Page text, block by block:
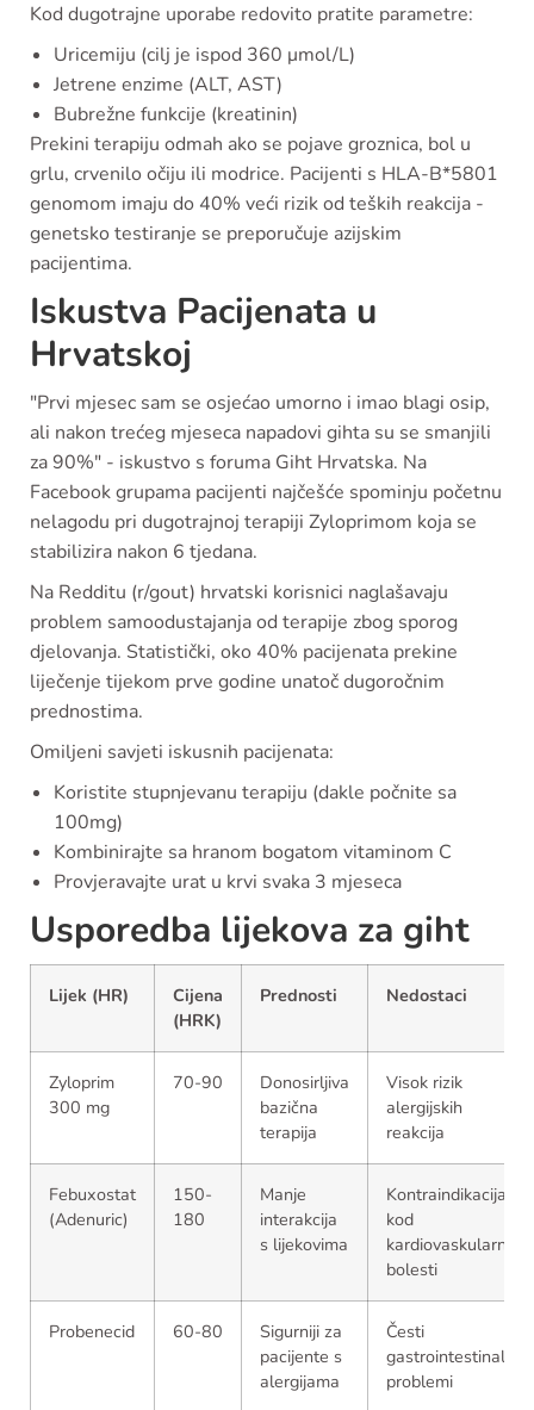
Kod dugotrajne uporabe redovito pratite parametre:
Uricemiju (cilj je ispod 360 μmol/L)
Jetrene enzime (ALT, AST)
Bubrežne funkcije (kreatinin)
Prekini terapiju odmah ako se pojave groznica, bol u
grlu, crvenilo očiju ili modrice. Pacijenti s HLA-B*5801
genomom imaju do 40% veći rizik od teških reakcija -
genetsko testiranje se preporučuje azijskim
pacijentima.
Iskustva Pacijenata u
Hrvatskoj
"Prvi mjesec sam se osjećao umorno i imao blagi osip,
ali nakon trećeg mjeseca napadovi gihta su se smanjili
za 90%" - iskustvo s foruma Giht Hrvatska. Na
Facebook grupama pacijenti najčešće spominju početnu
nelagodu pri dugotrajnoj terapiji Zyloprimom koja se
stabilizira nakon 6 tjedana.
Na Redditu (r/gout) hrvatski korisnici naglašavaju
problem samoodustajanja od terapije zbog sporog
djelovanja. Statistički, oko 40% pacijenata prekine
liječenje tijekom prve godine unatoč dugoročnim
prednostima.
Omiljeni savjeti iskusnih pacijenata:
Koristite stupnjevanu terapiju (dakle počnite sa
100mg)
Kombinirajte sa hranom bogatom vitaminom C
Provjeravajte urat u krvi svaka 3 mjeseca
Usporedba lijekova za giht
Lijek (HR)
Cijena
(HRK)
Prednosti Nedostaci
Zyloprim
300 mg
70-90
Donosirljiva
bazična
terapija
Visok rizik
alergijskih
reakcija
Febuxostat
(Adenuric)
150-
180
Manje
interakcija
s lijekovima
Kontraindikacija
kod
kardiovaskularnih
bolesti
Probenecid 60-80
Sigurniji za
pacijente s
alergijama
Česti
gastrointestinalni
problemi